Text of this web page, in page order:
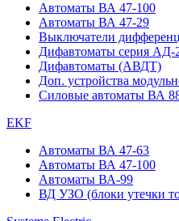
Автоматы ВА 47-100
Автоматы ВА 47-29
Выключатели
Дифавтоматы серия
Дифавтоматы (АВДТ)
Доп. устройства
Силовые автоматы ВА
EKF
Автоматы ВА 47-63
Автоматы ВА 47-100
Автоматы ВА-99
ВД УЗО (блоки утечки